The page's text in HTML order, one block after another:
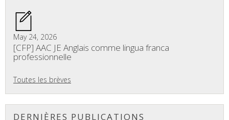
May 24, 2026
[CFP] AAC JE Anglais comme lingua franca
professionnelle
Toutes les brèves
DERNIÈRES PUBLICATIONS